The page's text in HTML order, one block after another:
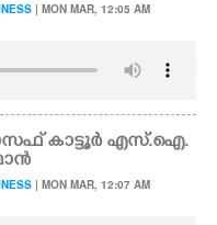
| MON MAR, 12:05 AM
കാട്ടൂർ എസ്.ഐ.
| MON MAR, 12:07 AM